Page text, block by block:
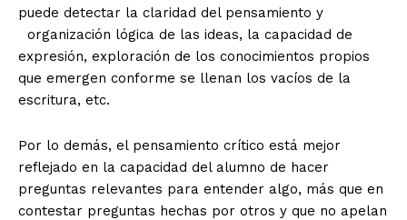
puede detectar la claridad del pensamiento y
organización lógica de las ideas, la capacidad de
expresión, exploración de los conocimientos propios
que emergen conforme se llenan los vacíos de la
escritura, etc.
Por lo demás, el pensamiento crítico está mejor
reflejado en la capacidad del alumno de hacer
preguntas relevantes para entender algo, más que en
contestar preguntas hechas por otros y que no apelan